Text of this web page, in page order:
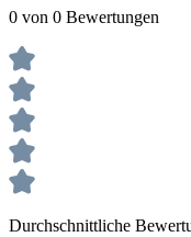
0 von 0 Bewertungen
Durchschnittliche